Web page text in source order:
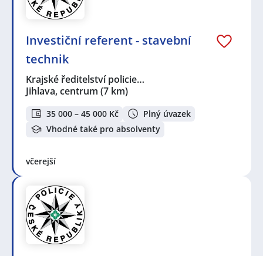
Investiční referent - stavební
technik
Krajské ředitelství policie…
Jihlava, centrum (7 km)
35 000 – 45 000 Kč
Plný úvazek
Vhodné také pro absolventy
včerejší